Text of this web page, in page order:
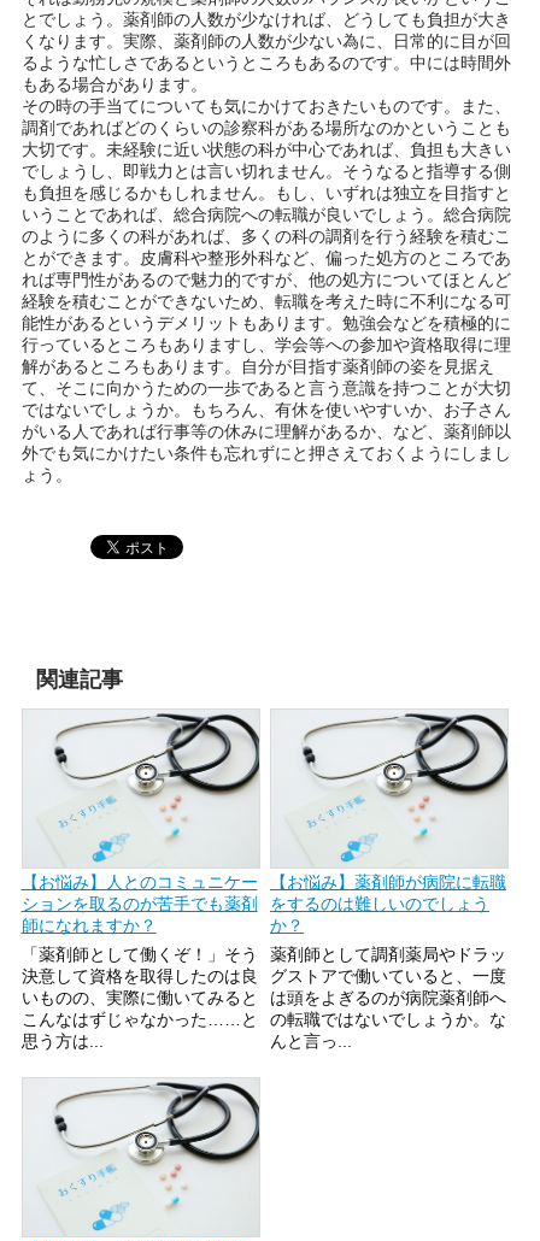
とでしょう。薬剤師の人数が少なければ、どうしても負担が大き
くなります。実際、薬剤師の人数が少ない為に、日常的に目が回
るような忙しさであるというところもあるのです。中には時間外
もある場合があります。
その時の手当てについても気にかけておきたいものです。また、
調剤であればどのくらいの診察科がある場所なのかということも
大切です。未経験に近い状態の科が中心であれば、負担も大きい
でしょうし、即戦力とは言い切れません。そうなると指導する側
も負担を感じるかもしれません。もし、いずれは独立を目指すと
いうことであれば、総合病院への転職が良いでしょう。総合病院
のように多くの科があれば、多くの科の調剤を行う経験を積むこ
とができます。皮膚科や整形外科など、偏った処方のところであ
れば専門性があるので魅力的ですが、他の処方についてほとんど
経験を積むことができないため、転職を考えた時に不利になる可
能性があるというデメリットもあります。勉強会などを積極的に
行っているところもありますし、学会等への参加や資格取得に理
解があるところもあります。自分が目指す薬剤師の姿を見据え
て、そこに向かうための一歩であると言う意識を持つことが大切
ではないでしょうか。もちろん、有休を使いやすいか、お子さん
がいる人であれば行事等の休みに理解があるか、など、薬剤師以
外でも気にかけたい条件も忘れずにと押さえておくようにしまし
ょう。
関連記事
【お悩み】人とのコミュニケー
ションを取るのが苦手でも薬剤
師になれますか？
「薬剤師として働くぞ！」そう
決意して資格を取得したのは良
いものの、実際に働いてみると
こんなはずじゃなかった……と
思う方は...
【お悩み】薬剤師が病院に転職
をするのは難しいのでしょう
か？
薬剤師として調剤薬局やドラッ
グストアで働いていると、一度
は頭をよぎるのが病院薬剤師へ
の転職ではないでしょうか。な
んと言っ...